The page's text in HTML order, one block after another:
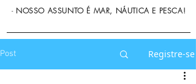
- NOSSO ASSUNTO É MAR, NÁUTICA E PESCA!
Post Registre-se